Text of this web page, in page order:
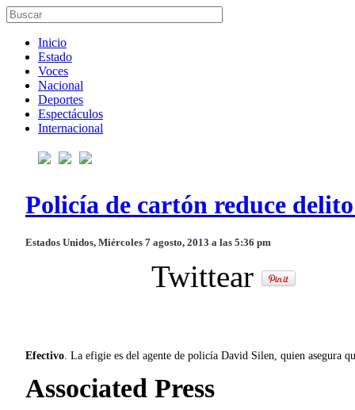
Inicio
Estado
Voces
Nacional
Deportes
Espectáculos
Internacional
Policía de cartón reduce
Estados Unidos, Miércoles 7 agosto, 2013 a las 5:36 pm
Twittear
Efectivo. La efigie es del agente de policía David Silen, quien asegura
Associated Press